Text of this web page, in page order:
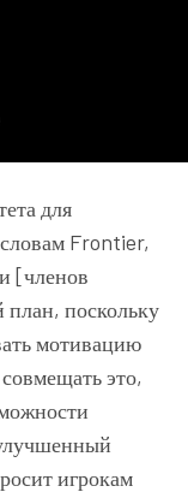
для
Frontier,
[членов
поскольку
мотивацию
это,
игрокам